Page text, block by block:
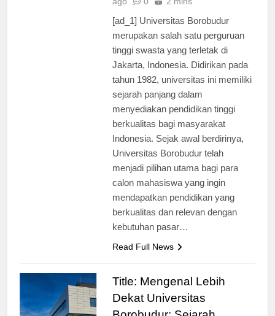
[ad_1] Universitas Borobudur
merupakan salah satu perguruan
tinggi swasta yang terletak di
Jakarta, Indonesia. Didirikan pada
tahun 1982, universitas ini memiliki
sejarah panjang dalam
menyediakan pendidikan tinggi
berkualitas bagi masyarakat
Indonesia. Sejak awal berdirinya,
Universitas Borobudur telah
menjadi pilihan utama bagi para
calon mahasiswa yang ingin
mendapatkan pendidikan yang
berkualitas dan relevan dengan
Title: Mengenal Lebih
Dekat Universitas